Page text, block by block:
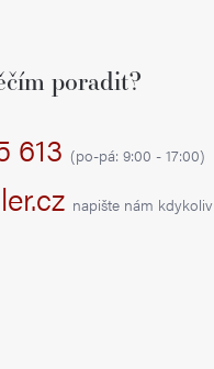
poradit?
613 (po-pá: 9:00 - 17:00)
napište nám kdykoliv